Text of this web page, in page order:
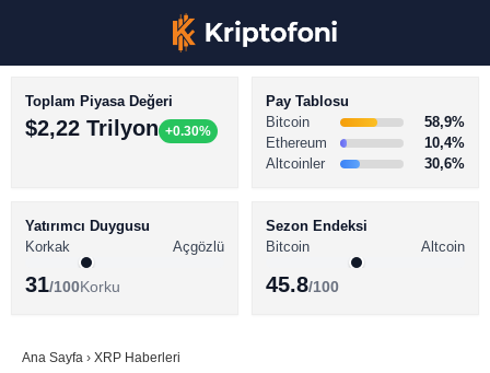
BİTCOİN HABERLERİ
ALTCOİN HABERLERİ
SÖZLÜK
Toplam Piyasa Değeri
$2,22 Trilyon +0.30%
Pay Tablosu
Bitcoin
58,9%
Ethereum
10,4%
Altcoinler
30,6%
Yatırımcı Duygusu
Korkak
Açgözlü
31/100Korku
Sezon Endeksi
Bitcoin
Altcoin
45.8/100
Ana Sayfa › XRP Haberleri